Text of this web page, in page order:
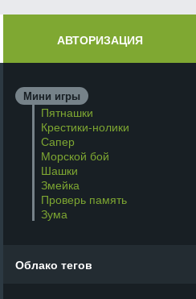
АВТОРИЗАЦИЯ
Мини игры
Пятнашки
Крестики-нолики
Сапер
Морской бой
Шашки
Змейка
Проверь память
Зума
Облако тегов